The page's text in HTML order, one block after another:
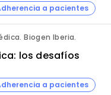
a pacientes
Biogen Iberia.
los desafíos
a pacientes